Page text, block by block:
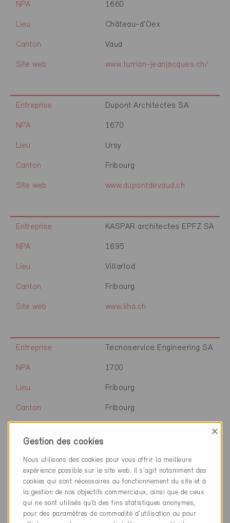
NPA 1660
Lieu Château-d'Oex
Canton Vaud
Site web www.turrian-jeanjacques.ch/
Entreprise Dupont Architectes SA
NPA 1670
Lieu Ursy
Canton Fribourg
Site web www.dupontdevaud.ch
Entreprise KASPAR architectes EPFZ SA
NPA 1695
Lieu Villarlod
Canton Fribourg
Site web www.kha.ch
Entreprise Tecnoservice Engineering SA
NPA 1700
Lieu Fribourg
Canton Fribourg
Entreprise Nissille Energieberatungen
NPA 1700
Lieu Fribourg
Gestion des cookies
×
Nous utilisons des cookies pour vous offrir la meilleure
expérience possible sur le site web. Il s'agit notamment des
cookies qui sont nécessaires au fonctionnement du site et à
la gestion de nos objectifs commerciaux, ainsi que de ceux
qui ne sont utilisés qu’à des fins statistiques anonymes,
pour des paramètres de commodité d’utilisation ou pour